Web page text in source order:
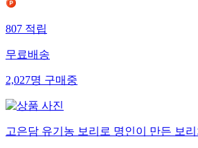
807적립
무료배송
2,027명구매중
고은담 유기농 보리로 명인이 만든 보리